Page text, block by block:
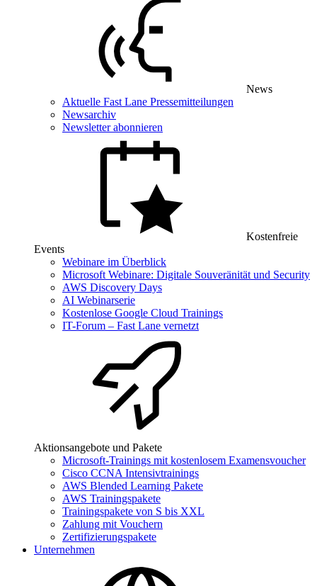
News
Aktuelle Fast Lane Pressemitteilungen
Newsarchiv
Newsletter abonnieren
Kostenfreie
Events
Webinare im Überblick
Microsoft Webinare: Digitale Souveränität und Security
AWS Discovery Days
AI Webinarserie
Kostenlose Google Cloud Trainings
IT-Forum – Fast Lane vernetzt
Aktionsangebote und Pakete
Microsoft-Trainings mit kostenlosem Examensvoucher
Cisco CCNA Intensivtrainings
AWS Blended Learning Pakete
AWS Trainingspakete
Trainingspakete von S bis XXL
Zahlung mit Vouchern
Zertifizierungspakete
Unternehmen